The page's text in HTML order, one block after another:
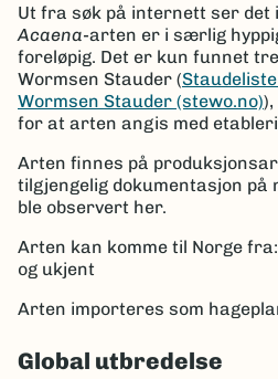
Ut fra søk på internett ser det
Acaena-arten er i særlig
foreløpig. Det er kun funnet
Wormsen Stauder (
Wormsen Stauder (stewo.no)
for at arten angis med
Arten finnes på
tilgjengelig dokumentasjon på
ble observert her.
Arten kan komme til Norge
og ukjent
Arten importeres som
Global utbredelse